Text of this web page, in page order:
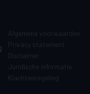
Algemene voorwaarden
Privacy statement
Disclaimer
Juridische informatie
Klachtenregeling